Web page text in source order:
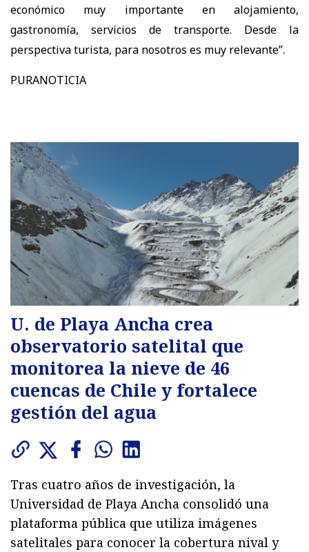
económico muy importante en alojamiento,
gastronomía, servicios de transporte. Desde la
perspectiva turista, para nosotros es muy relevante”.
PURANOTICIA
U. de Playa Ancha crea
observatorio satelital que
monitorea la nieve de 46
cuencas de Chile y fortalece
gestión del agua
Tras cuatro años de investigación, la
Universidad de Playa Ancha consolidó una
plataforma pública que utiliza imágenes
satelitales para conocer la cobertura nival y